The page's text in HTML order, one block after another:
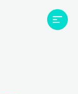
Proyectos
Testimonios